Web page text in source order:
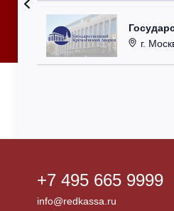
г.
+7 495 665 9999
info@redkassa.ru